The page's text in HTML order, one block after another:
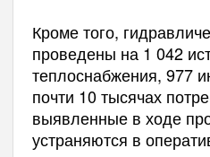
Кроме того,
проведены на 1 042
теплоснабжения, 977
почти 10 тысячах
выявленные в ходе
устраняются в